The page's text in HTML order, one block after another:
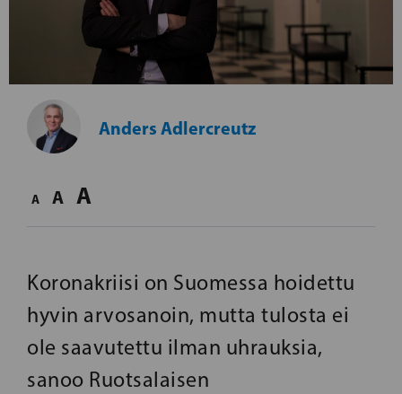
Anders Adlercreutz
A A A
Koronakriisi on Suomessa hoidettu
hyvin arvosanoin, mutta tulosta ei
ole saavutettu ilman uhrauksia,
sanoo Ruotsalaisen